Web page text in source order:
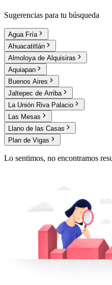
Sugerencias para tu búsqueda
Agua Fría
Ahuacatitlán
Almoloya de Alquisiras
Aquiapan
Buenos Aires
Jaltepec de Arriba
La Unión Riva Palacio
Las Mesas
Llano de las Casas
Plan de Vigas
Lo sentimos, no encontramos